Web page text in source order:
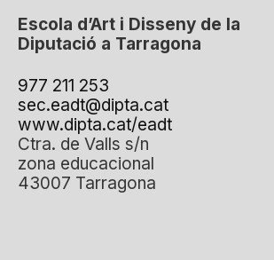
Escola d’Art i Disseny de la
Diputació a Tarragona
977 211 253
sec.eadt@dipta.cat
www.dipta.cat/eadt
Ctra. de Valls s/n
zona educacional
43007 Tarragona